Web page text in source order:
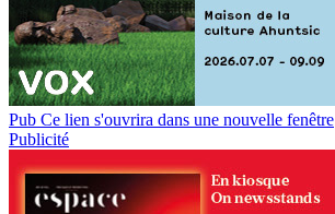
Pub Ce lien s'ouvrira dans une nouvelle fenêtre
Publicité